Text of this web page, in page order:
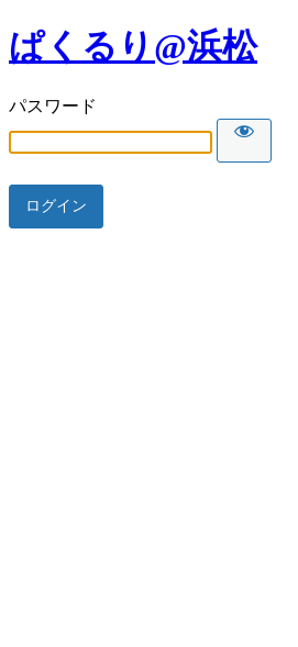
ぱくるり@浜松
パスワード